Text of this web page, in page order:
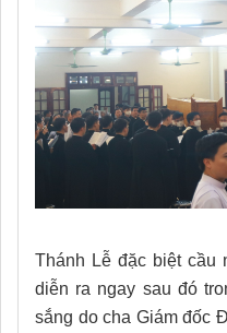
Thánh Lễ đặc biệt cầu
diễn ra ngay sau đó
sắng do cha Giám đốc